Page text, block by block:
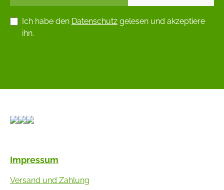
Ich habe den Datenschutz gelesen und akzeptiere
ihn.
Impressum
Versand und Zahlung